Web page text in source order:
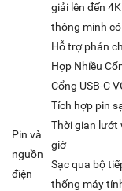
giải lên đến
thông minh
Hỗ trợ phản
Hợp Nhiều
Cổng USB-C
Pin và
nguồn
điện
Tích hợp pin
Thời gian lướt
giờ
Sạc qua bộ
thống máy